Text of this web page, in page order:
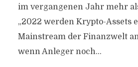
im vergangenen Jahr mehr
„2022 werden Krypto-Assets
Mainstream der Finanzwelt
wenn Anleger noch...